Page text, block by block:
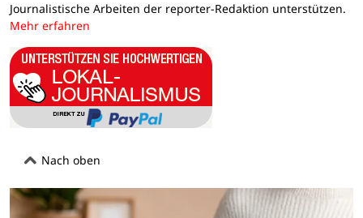
Journalistische Arbeiten der reporter-Redaktion unterstützen.
Mehr erfahren
Nach oben